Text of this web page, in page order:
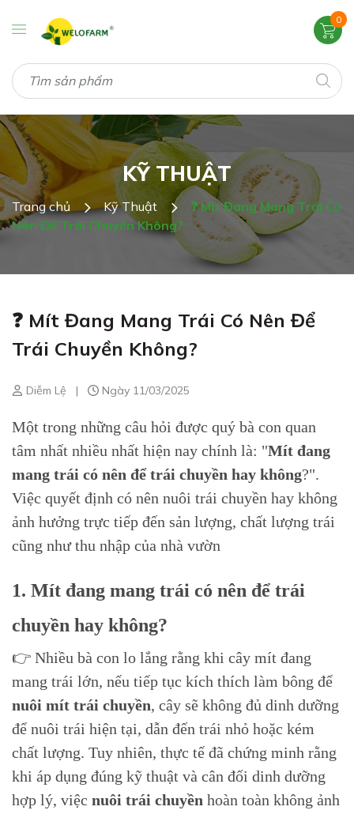
0
KỸ THUẬT
Trang chủ Kỹ Thuật
❓ Mít Đang Mang Trái Có
Nên Để Trái Chuyền Không?
❓ Mít Đang Mang Trái Có Nên Để
Trái Chuyền Không?
Diễm Lệ | Ngày 11/03/2025
Một trong những câu hỏi được quý bà con quan
tâm nhất nhiều nhất hiện nay chính là: "Mít đang
mang trái có nên để trái chuyền hay không?".
Việc quyết định có nên nuôi trái chuyền hay không
ảnh hưởng trực tiếp đến sản lượng, chất lượng trái
cũng như thu nhập của nhà vườn
1. Mít đang mang trái có nên để trái
chuyền hay không?
👉 Nhiều bà con lo lắng rằng khi cây mít đang
mang trái lớn, nếu tiếp tục kích thích làm bông để
nuôi mít trái chuyền, cây sẽ không đủ dinh dưỡng
để nuôi trái hiện tại, dẫn đến trái nhỏ hoặc kém
chất lượng. Tuy nhiên, thực tế đã chứng minh rằng
khi áp dụng đúng kỹ thuật và cân đối dinh dưỡng
hợp lý, việc nuôi trái chuyền hoàn toàn không ảnh